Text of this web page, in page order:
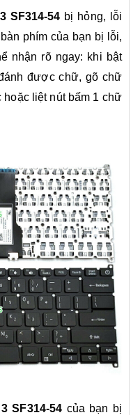
SF314-54 bị hỏng, lỗi
phím của bạn bị lỗi,
nhận rõ ngay: khi bật
được chữ, gõ chữ
liệt nút bấm 1 chữ
SF314-54 của bạn bị